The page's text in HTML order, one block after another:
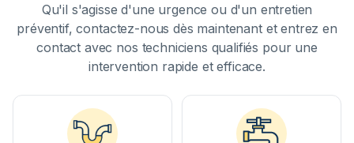
Qu'il s'agisse d'une urgence ou d'un entretien
préventif, contactez-nous dès maintenant et entrez en
contact avec nos techniciens qualifiés pour une
intervention rapide et efficace.